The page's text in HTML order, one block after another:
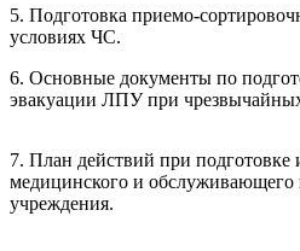
5. Подготовка приемо-
условиях ЧС.
6. Основные документы по
эвакуации ЛПУ при
7. План действий при подготовке
медицинского и обслуживающего
учреждения.